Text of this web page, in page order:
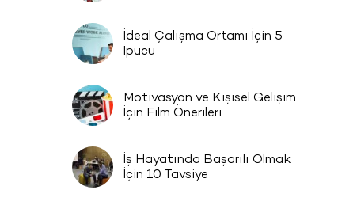
İdeal Çalışma Ortamı İçin 5
İpucu
Motivasyon ve Kişisel Gelişim
İçin Film Önerileri
İş Hayatında Başarılı Olmak
İçin 10 Tavsiye